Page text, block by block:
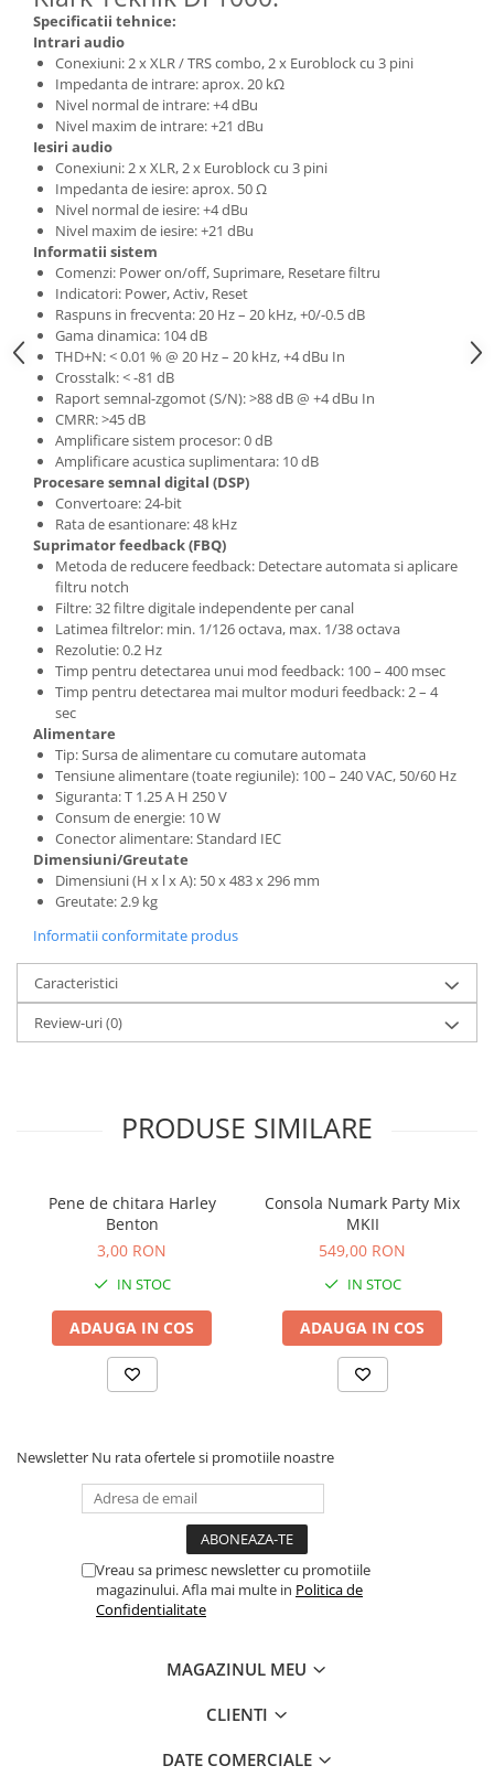
Studio si inregistrari
Accesorii de microfoane
Accesorii de rack
Accesorii echipamente de studio
Clape MIDI
Controllere MIDI - USB DAW
Controllere monitoare de studio
Convertoare AD/DA
Interfete audio
Interfete MIDI si Cabluri Midi-USB
Microfoane de studio
Monitoare de studio
Pop filtre
Preamplificatoare
Protectii antifonice pentru urechi
Rack studio
Recordere de studio
Recordere portabile
Sintetizatoare
Standuri si stative de monitoare
Subwoofere de studio
Tratament acustic
Lumini si efecte
Accesorii pentru lumini
Bare Led
Cabluri de Alimentare
Case-uri de lumini
Comenzi si controllere
Ecrane LED
Efecte de lumini
Lasere
Masini de fum si ceata
Mixere DMX
Moving Head-uri
Par Led si Pinspot
Proiectoare
Instrumente Muzicale
Instrumente cu arcus
Instrumente de percutie
Instrumente de suflat
Instrumente si jucarii pentru copii
Instrumente traditionale
Tobe
CD Playere DJ
Controllere MIDI - USB DAW
Genti pentru DJ
Samplere si controllere
Cabluri adaptoare, cabluri Y
Specificatii tehnice:
Intrari audio
Conexiuni: 2 x XLR / TRS combo, 2 x Euroblock cu 3 pini
Impedanta de intrare: aprox. 20 kΩ
Nivel normal de intrare: +4 dBu
Nivel maxim de intrare: +21 dBu
Iesiri audio
Conexiuni: 2 x XLR, 2 x Euroblock cu 3 pini
Impedanta de iesire: aprox. 50 Ω
Nivel normal de iesire: +4 dBu
Nivel maxim de iesire: +21 dBu
Informatii sistem
Comenzi: Power on/off, Suprimare, Resetare filtru
Indicatori: Power, Activ, Reset
Raspuns in frecventa: 20 Hz – 20 kHz, +0/-0.5 dB
Gama dinamica: 104 dB
THD+N: < 0.01 % @ 20 Hz – 20 kHz, +4 dBu In
Crosstalk: < -81 dB
Raport semnal-zgomot (S/N): >88 dB @ +4 dBu In
CMRR: >45 dB
Amplificare sistem procesor: 0 dB
Amplificare acustica suplimentara: 10 dB
Procesare semnal digital (DSP)
Convertoare: 24-bit
Rata de esantionare: 48 kHz
Suprimator feedback (FBQ)
Metoda de reducere feedback: Detectare automata si aplicare
filtru notch
Filtre: 32 filtre digitale independente per canal
Latimea filtrelor: min. 1/126 octava, max. 1/38 octava
Rezolutie: 0.2 Hz
Timp pentru detectarea unui mod feedback: 100 – 400 msec
Timp pentru detectarea mai multor moduri feedback: 2 – 4
sec
Alimentare
Tip: Sursa de alimentare cu comutare automata
Tensiune alimentare (toate regiunile): 100 – 240 VAC, 50/60 Hz
Siguranta: T 1.25 A H 250 V
Consum de energie: 10 W
Conector alimentare: Standard IEC
Dimensiuni/Greutate
Dimensiuni (H x l x A): 50 x 483 x 296 mm
Greutate: 2.9 kg
Informatii conformitate produs
Caracteristici
Review-uri(0)
PRODUSE SIMILARE
Pene de chitara Harley
Benton
3,00 RON
IN STOC
ADAUGA IN COS
Consola Numark Party Mix
MKII
549,00 RON
IN STOC
ADAUGA IN COS
Newsletter Nu rata ofertele si promotiile noastre
Vreau sa primesc newsletter cu promotiile
magazinului. Afla mai multe in Politica de
Confidentialitate
MAGAZINUL MEU
CLIENTI
DATE COMERCIALE